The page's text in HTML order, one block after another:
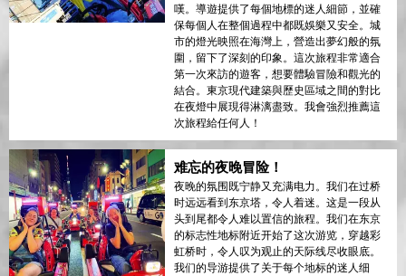
嘆。導遊提供了每個地標的迷人細節，並確
保每個人在整個過程中都既娛樂又安全。城
市的燈光映照在海灣上，營造出夢幻般的氛
圍，留下了深刻的印象。這次旅程非常適合
第一次來訪的遊客，想要體驗冒險和觀光的
結合。東京現代建築與歷史區域之間的對比
在夜燈中展現得淋漓盡致。我會強烈推薦這
次旅程給任何人！
难忘的夜晚冒险！
夜晚的氛围既宁静又充满电力。我们在过桥
时远远看到东京塔，令人着迷。这是一段从
头到尾都令人难以置信的旅程。我们在东京
的标志性地标附近开始了这次游览，穿越彩
虹桥时，令人叹为观止的天际线尽收眼底。
我们的导游提供了关于每个地标的迷人细